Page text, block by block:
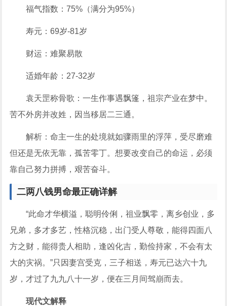
福气指数：75%（满分为95%）
寿元：69岁-81岁
财运：难聚易散
适婚年龄：27-32岁
袁天罡称骨歌：一生作事遇飘篷，祖宗产业在梦中。
苦不外房并改姓，因当移居二三通。
解析：命主一生的处境就如骤雨里的浮萍，受尽磨难
但还是无依无靠，孤苦零丁。想要改变自己的命运，必须
靠自己努力拼搏，艰苦奋斗。
二两八钱男命最正确详解
“此命才华横溢，聪明伶俐，祖业飘零，离乡创业，多
兄弟，多才多艺，性格沉稳，出门受人尊敬，能得四面八
方之财，能得贵人相助，逢凶化吉，勤俭持家，不会有太
大的灾祸。”只因妻宫受克，三子相送，寿元已达六十九
岁，才过了九九八十一岁，便在三月间驾崩而去。
现代文解释